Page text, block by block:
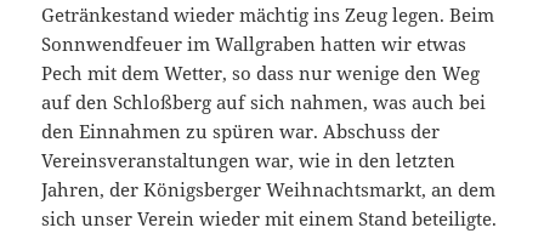
Getränkestand wieder mächtig ins Zeug legen. Beim
Sonnwendfeuer im Wallgraben hatten wir etwas
Pech mit dem Wetter, so dass nur wenige den Weg
auf den Schloßberg auf sich nahmen, was auch bei
den Einnahmen zu spüren war. Abschuss der
Vereinsveranstaltungen war, wie in den letzten
Jahren, der Königsberger Weihnachtsmarkt, an dem
sich unser Verein wieder mit einem Stand beteiligte.